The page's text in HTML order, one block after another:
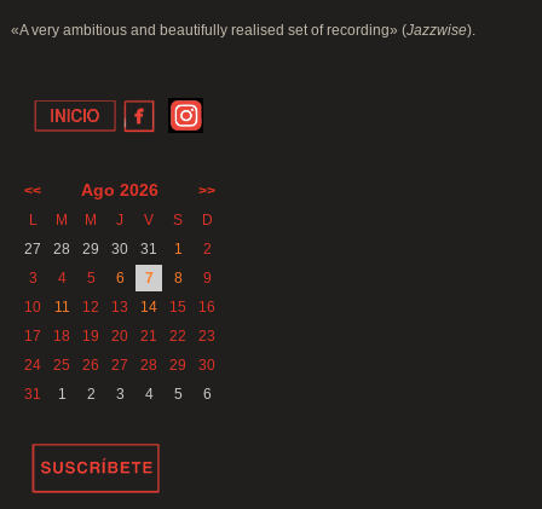
«A very ambitious and beautifully realised set of recording» (Jazzwise).
<< Ago 2026
>>
L
M M J V S
D
27
28 29 30 31 1
2
3
4 5 6 7 8
9
10
11 12 13 14 15
16
17
18 19 20 21 22
23
24
25 26 27 28 29
30
31
1 2 3 4 5 6